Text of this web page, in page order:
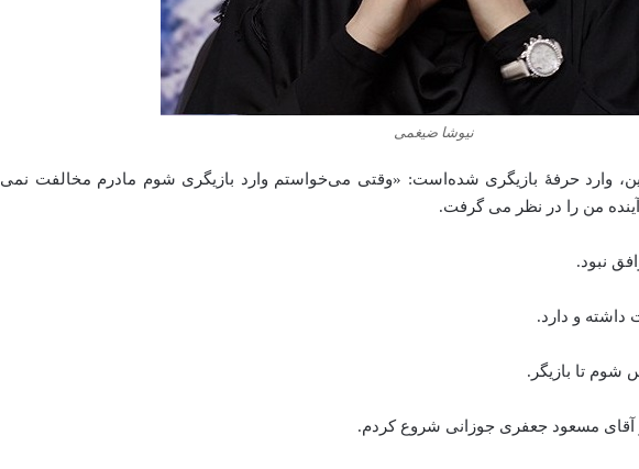
نیوشا ضیغمی
وارد حرفهٔ بازیگری شده‌است: «وقتی می‌خواستم وارد بازیگری شوم مادرم مخالفت نمی‌
من را در نظر می‌ گرفت.
نبود.
داشته و دارد.
شوم تا بازیگر.
آقای مسعود جعفری جوزانی شروع کردم.